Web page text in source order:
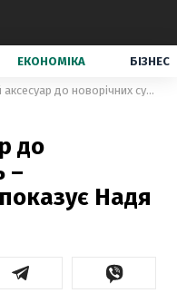
ЕКОНОМІКА БІЗНЕС
Головний аксесуар до новорічних суконь – рукавички: образ показує Надя Дорофєєва
до
–
Надя